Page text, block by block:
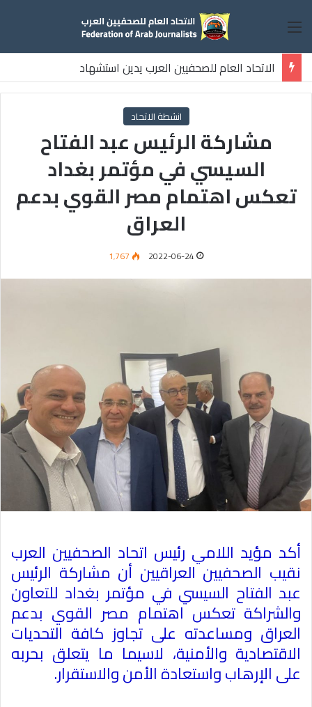
القائمة
الاتحاد العام للصحفيين العرب يدين استشهاد
ثلاثة صحفيين فلسطينيين باستهداف إسرائيلي وسط قطاع غزة
انشطة الاتحاد
مشاركة الرئيس عبد الفتاح
السيسي في مؤتمر بغداد
تعكس اهتمام مصر القوي بدعم
العراق
2022-06-24 1٬767
أكد مؤيد اللامي رئيس اتحاد الصحفيين العرب
نقيب الصحفيين العراقيين أن مشاركة الرئيس
عبد الفتاح السيسي في مؤتمر بغداد للتعاون
والشراكة تعكس اهتمام مصر القوي بدعم
العراق ومساعدته على تجاوز كافة التحديات
الاقتصادية والأمنية، لاسيما ما يتعلق بحربه
على الإرهاب واستعادة الأمن والاستقرار.